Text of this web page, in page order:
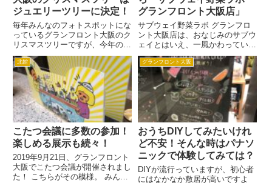
ジュエリーツリーに決定！
毎年みんなのフォトスポットにな
っているグランフロント大阪のク
リスマスツリーですが、今年のツ
リーを一足先にお知らせします！
ベルギーの世界的イルミネーショ
ンメーカーが手掛けるツリーが見
られる！ 今年のグランフロント
大阪のクリスマスツリーは『G...
グランフロント大阪店」
サブウェイ野菜ラボ グランフロ
ント大阪店は、おなじみのサブウ
ェイとはいえ、一風かわってい
て、お店で栽培している植物工場
でとれた出来立て野菜が食べられ
るサブウェイなんです。 ここで
まるでインテリアのように栽培さ
れている野菜は、種から作られて
い...
北館
こたつ会議に多数の参加！
楽しめる展示も続々！
2019年9月21日、グランフロント
大阪でこたつ会議が開催されまし
た！ こちらがその模様。 みんな
グランフロント大阪
おうちDIYしてみたいけれ
ど不安！そんな時はパナソ
ニックで体験してみては？
DIYが流行っていますが、初心者
にはなかなか敷居が高いですよ